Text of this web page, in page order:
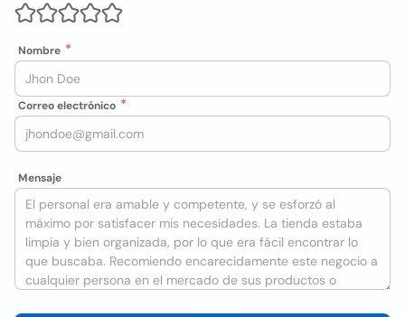
Nombre
Correo electrónico
Mensaje